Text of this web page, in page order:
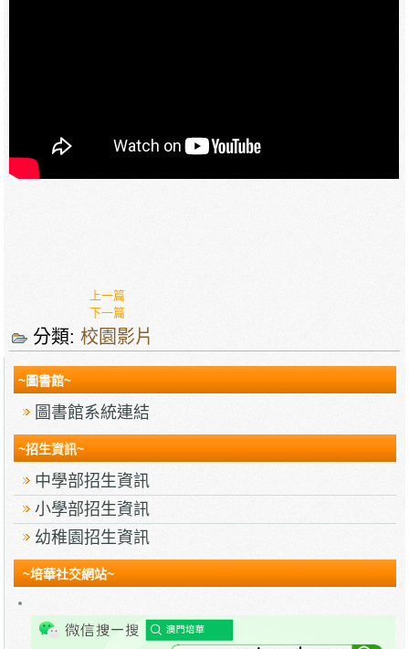
上一篇
下一篇
分類:校園影片
~圖書館~
圖書館系統連結
~招生資訊~
中學部招生資訊
小學部招生資訊
幼稚園招生資訊
~培華社交網站~